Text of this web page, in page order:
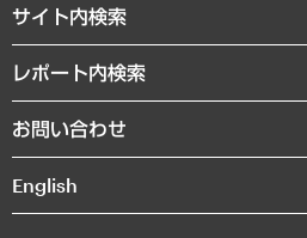
まちづくり・観光・交通・スポーツ・スマー
自然資源・農林水産業・食料システム
メディア掲載・出演
沿革
組織図・本部部室紹介
インドネシア現地法人
サイト内検索
レポート内検索
お問い合わせ
English